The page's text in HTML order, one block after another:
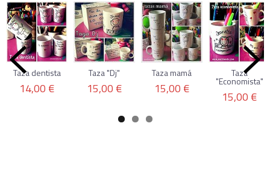
Taza dentista
14,00 €
Taza "Dj"
15,00 €
Taza mamá
15,00 €
Taza
"Economista"
15,00 €